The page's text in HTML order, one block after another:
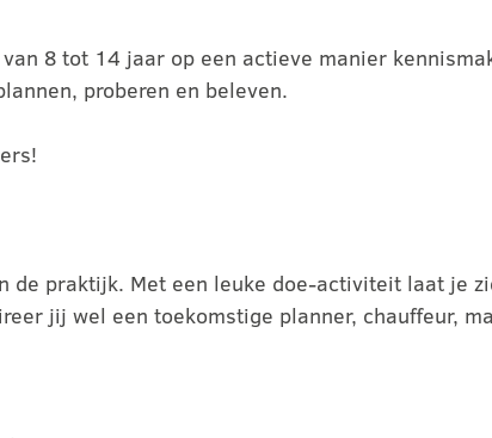
8 tot 14 jaar op een actieve manier
proberen en beleven.
praktijk. Met een leuke doe-activiteit laat je
jij wel een toekomstige planner, chauffeur,